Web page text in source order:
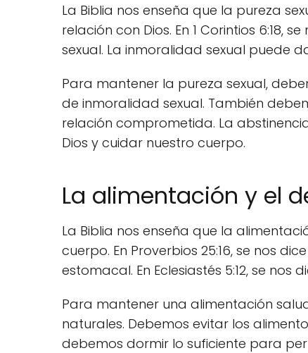
La Biblia nos enseña que la pureza
relación con Dios. En 1 Corintios 6:18,
sexual. La inmoralidad sexual puede
Para mantener la pureza sexual,
de inmoralidad sexual. También
relación comprometida. La
Dios y cuidar nuestro cuerpo.
La alimentación y el
La Biblia nos enseña que la
cuerpo. En Proverbios 25:16, se nos
estomacal. En Eclesiastés 5:12, se
Para mantener una alimentación
naturales. Debemos evitar los
debemos dormir lo suficiente para